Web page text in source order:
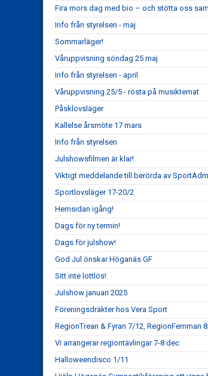
Fira mors dag med bio – och stötta oss
Info från styrelsen - maj
Sommarläger!
Våruppvisning söndag 25 maj
Info från styrelsen - april
Våruppvisning 25/5 - rösta på musiktemat
Påsklovsläger
Kallelse årsmöte 17 mars
Info från styrelsen
Julshowsfilmen är klar!
Viktigt meddelande till berörda av
Sportlovsläger 17-20/2
Hemsidan igång!
Dags för ny termin!
Dags för julshow!
God Jul önskar Höganäs GF
Sitt inte lottlös!
Julshow januari 2025
Föreningsdräkter hos Vera Sport
RegionTrean & Fyran 7/12, RegionFemman
Vi arrangerar regiontävlingar 7-8 dec
Halloweendisco 1/11